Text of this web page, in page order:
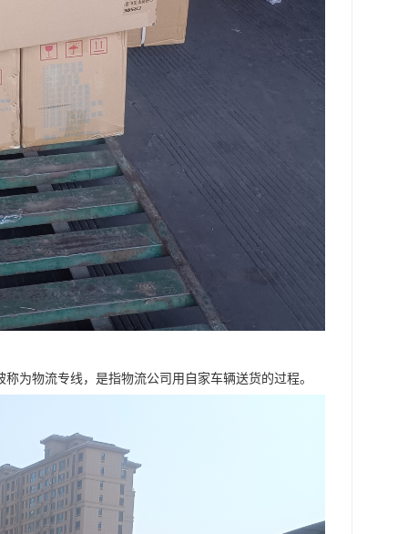
为物流专线，是指物流公司用自家车辆送货的过程。